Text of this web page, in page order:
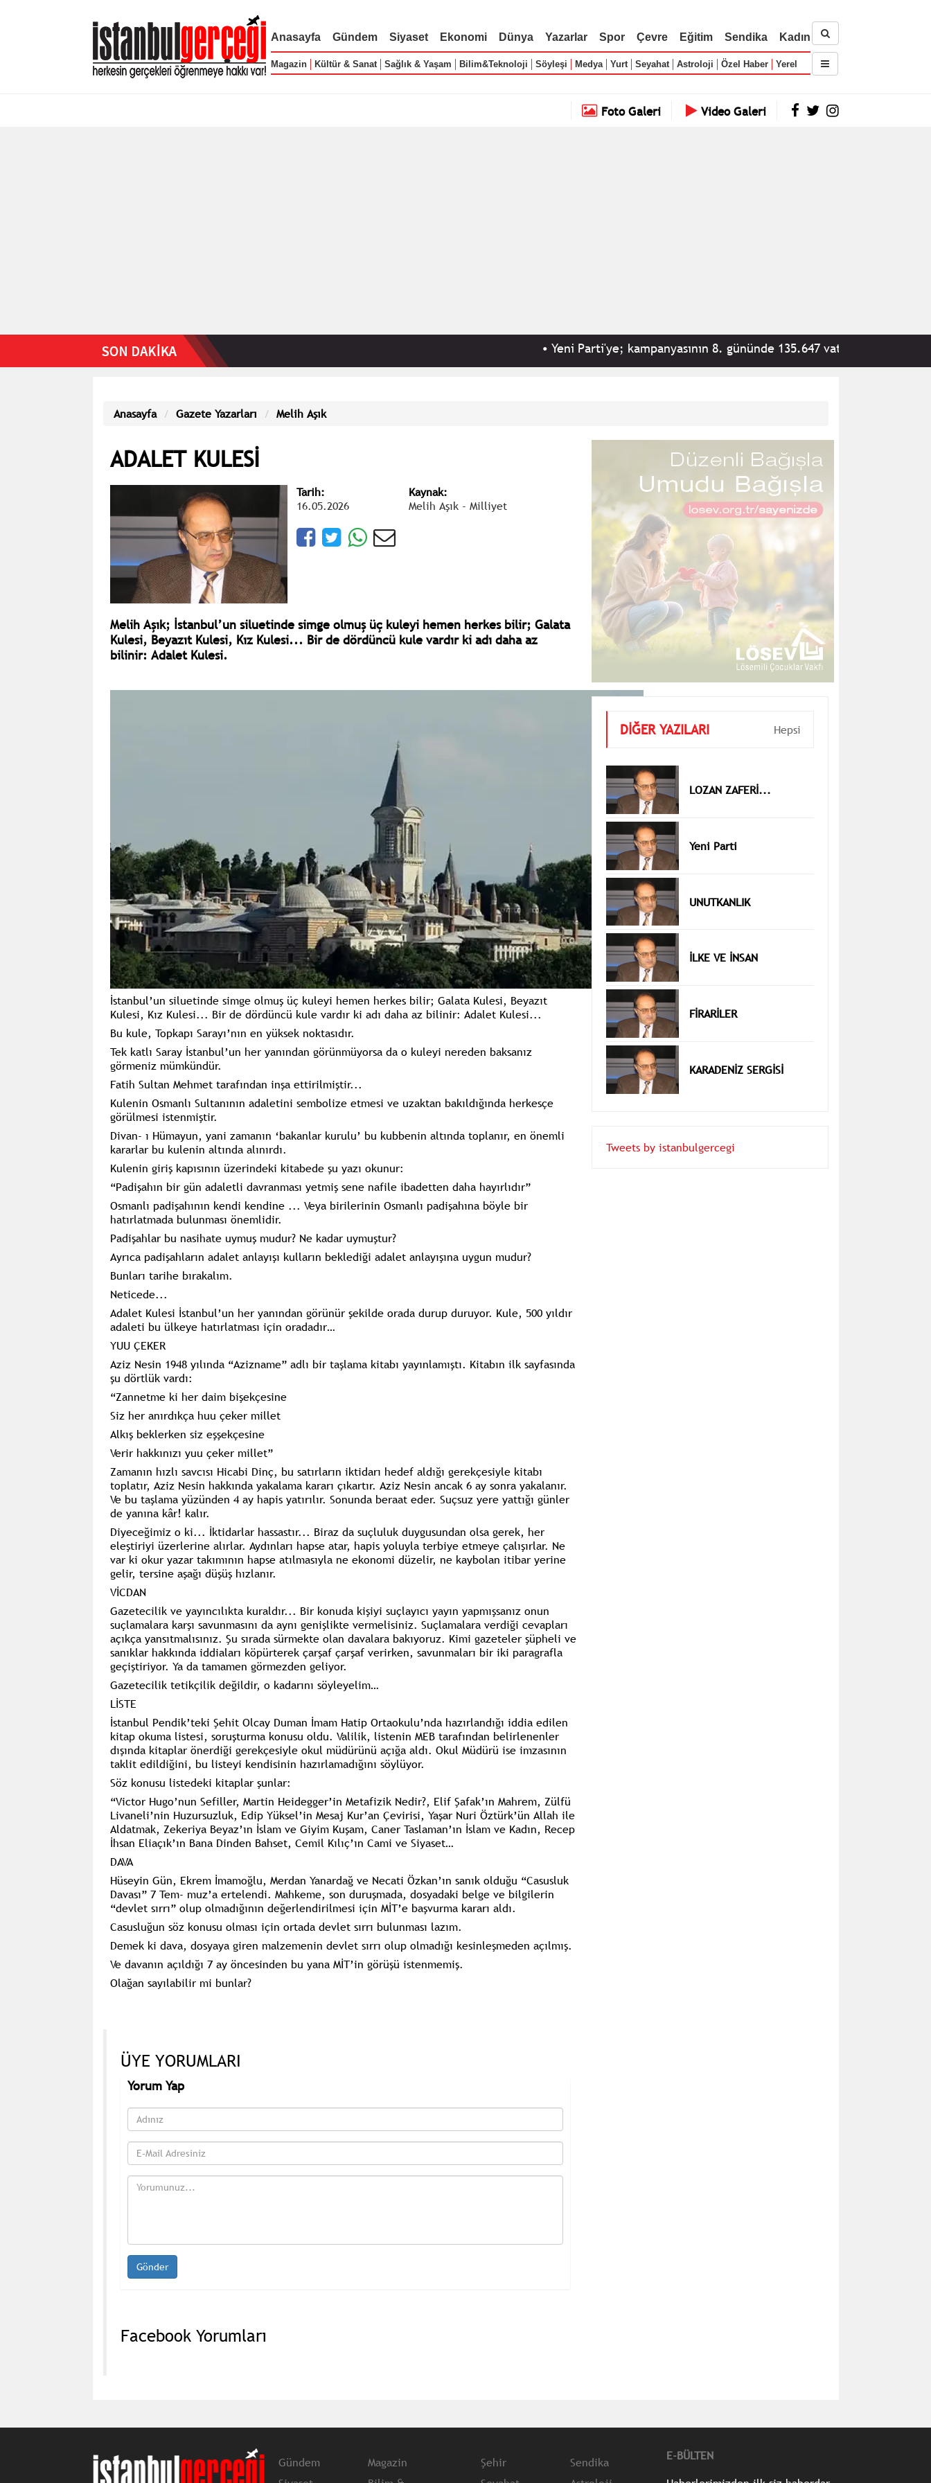
Anasayfa Gündem Siyaset Ekonomi Dünya Yazarlar Spor Çevre Eğitim Sendika Kadın
Magazin Kültür & Sanat Sağlık & Yaşam Bilim&Teknoloji Söyleşi Medya Yurt Seyahat Astroloji Özel Haber Yerel
Foto Galeri Video Galeri
Yeni Parti'ye; kampanyasının 8. gününde 135.647 vatandaş tarafından
Anasayfa Gazete Yazarları Melih Aşık
ADALET KULESİ
Tarih:
16.05.2026
Kaynak:
Melih Aşık - Milliyet
Melih Aşık; İstanbul’un siluetinde simge olmuş üç kuleyi hemen herkes bilir; Galata
Kulesi, Beyazıt Kulesi, Kız Kulesi... Bir de dördüncü kule vardır ki adı daha az
bilinir: Adalet Kulesi.
İstanbul’un siluetinde simge olmuş üç kuleyi hemen herkes bilir; Galata Kulesi, Beyazıt
Kulesi, Kız Kulesi... Bir de dördüncü kule vardır ki adı daha az bilinir: Adalet Kulesi...
Bu kule, Topkapı Sarayı’nın en yüksek noktasıdır.
Tek katlı Saray İstanbul’un her yanından görünmüyorsa da o kuleyi nereden baksanız
görmeniz mümkündür.
Fatih Sultan Mehmet tarafından inşa ettirilmiştir...
Kulenin Osmanlı Sultanının adaletini sembolize etmesi ve uzaktan bakıldığında herkesçe
görülmesi istenmiştir.
Divan- ı Hümayun, yani zamanın ‘bakanlar kurulu’ bu kubbenin altında toplanır, en önemli
kararlar bu kulenin altında alınırdı.
Kulenin giriş kapısının üzerindeki kitabede şu yazı okunur:
“Padişahın bir gün adaletli davranması yetmiş sene nafile ibadetten daha hayırlıdır”
Osmanlı padişahının kendi kendine ... Veya birilerinin Osmanlı padişahına böyle bir
hatırlatmada bulunması önemlidir.
Padişahlar bu nasihate uymuş mudur? Ne kadar uymuştur?
Ayrıca padişahların adalet anlayışı kulların beklediği adalet anlayışına uygun mudur?
Bunları tarihe bırakalım.
Neticede...
Adalet Kulesi İstanbul’un her yanından görünür şekilde orada durup duruyor. Kule, 500 yıldır
adaleti bu ülkeye hatırlatması için oradadır…
YUU ÇEKER
Aziz Nesin 1948 yılında “Azizname” adlı bir taşlama kitabı yayınlamıştı. Kitabın ilk sayfasında
şu dörtlük vardı:
“Zannetme ki her daim bişekçesine
Siz her anırdıkça huu çeker millet
Alkış beklerken siz eşşekçesine
Verir hakkınızı yuu çeker millet”
Zamanın hızlı savcısı Hicabi Dinç, bu satırların iktidarı hedef aldığı gerekçesiyle kitabı
toplatır, Aziz Nesin hakkında yakalama kararı çıkartır. Aziz Nesin ancak 6 ay sonra yakalanır.
Ve bu taşlama yüzünden 4 ay hapis yatırılır. Sonunda beraat eder. Suçsuz yere yattığı günler
de yanına kâr! kalır.
Diyeceğimiz o ki... İktidarlar hassastır... Biraz da suçluluk duygusundan olsa gerek, her
eleştiriyi üzerlerine alırlar. Aydınları hapse atar, hapis yoluyla terbiye etmeye çalışırlar. Ne
var ki okur yazar takımının hapse atılmasıyla ne ekonomi düzelir, ne kaybolan itibar yerine
gelir, tersine aşağı düşüş hızlanır.
VİCDAN
Gazetecilik ve yayıncılıkta kuraldır... Bir konuda kişiyi suçlayıcı yayın yapmışsanız onun
suçlamalara karşı savunmasını da aynı genişlikte vermelisiniz. Suçlamalara verdiği cevapları
açıkça yansıtmalısınız. Şu sırada sürmekte olan davalara bakıyoruz. Kimi gazeteler şüpheli ve
sanıklar hakkında iddiaları köpürterek çarşaf çarşaf verirken, savunmaları bir iki paragrafla
geçiştiriyor. Ya da tamamen görmezden geliyor.
Gazetecilik tetikçilik değildir, o kadarını söyleyelim…
LİSTE
İstanbul Pendik’teki Şehit Olcay Duman İmam Hatip Ortaokulu’nda hazırlandığı iddia edilen
kitap okuma listesi, soruşturma konusu oldu. Valilik, listenin MEB tarafından belirlenenler
dışında kitaplar önerdiği gerekçesiyle okul müdürünü açığa aldı. Okul Müdürü ise imzasının
taklit edildiğini, bu listeyi kendisinin hazırlamadığını söylüyor.
Söz konusu listedeki kitaplar şunlar:
“Victor Hugo’nun Sefiller, Martin Heidegger’in Metafizik Nedir?, Elif Şafak’ın Mahrem, Zülfü
Livaneli’nin Huzursuzluk, Edip Yüksel’in Mesaj Kur’an Çevirisi, Yaşar Nuri Öztürk’ün Allah ile
Aldatmak, Zekeriya Beyaz’ın İslam ve Giyim Kuşam, Caner Taslaman’ın İslam ve Kadın, Recep
İhsan Eliaçık’ın Bana Dinden Bahset, Cemil Kılıç’ın Cami ve Siyaset…
DAVA
Hüseyin Gün, Ekrem İmamoğlu, Merdan Yanardağ ve Necati Özkan’ın sanık olduğu “Casusluk
Davası” 7 Tem- muz’a ertelendi. Mahkeme, son duruşmada, dosyadaki belge ve bilgilerin
“devlet sırrı” olup olmadığının değerlendirilmesi için MİT’e başvurma kararı aldı.
Casusluğun söz konusu olması için ortada devlet sırrı bulunması lazım.
Demek ki dava, dosyaya giren malzemenin devlet sırrı olup olmadığı kesinleşmeden açılmış.
Ve davanın açıldığı 7 ay öncesinden bu yana MİT’in görüşü istenmemiş.
Olağan sayılabilir mi bunlar?
ÜYE YORUMLARI
Yorum Yap
Facebook Yorumları
Gündem
Magazin
Şehir
Sendika
E-BÜLTEN